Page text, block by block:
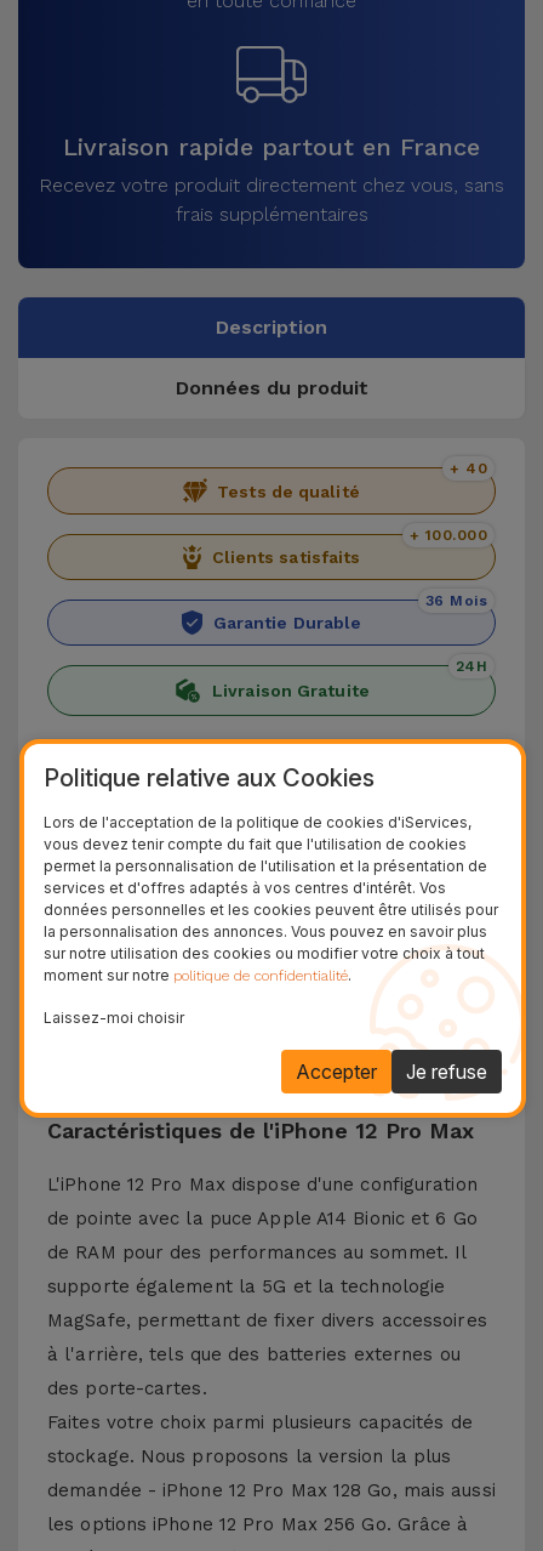
Livraison rapide partout en France
Recevez votre produit directement chez vous, sans
frais supplémentaires
Description
Données du produit
Tests de qualité
+ 40
Clients satisfaits
+ 100.000
Garantie Durable
36 Mois
Livraison Gratuite
24H
Découvrez l'iPhone 12 Pro Max
par son triple capteur de 12 Mpx offrant un
traitement d'image rapide et de qualité, idéal
pour les photos de nuit. La caméra frontale de
12 Mpx assure, quant à elle, les meilleurs selfies
et appels vidéo.
Le scanner LiDAR permet la numérisation
d'objets grâce à la technologie laser combinée à
la projection en Réalité Augmentée.
Caractéristiques de l'iPhone 12 Pro Max
L'iPhone 12 Pro Max dispose d'une configuration
de pointe avec la puce Apple A14 Bionic et 6 Go
de RAM pour des performances au sommet. Il
supporte également la 5G et la technologie
MagSafe, permettant de fixer divers accessoires
à l'arrière, tels que des batteries externes ou
des porte-cartes.
Faites votre choix parmi plusieurs capacités de
stockage. Nous proposons la version la plus
demandée - iPhone 12 Pro Max 128 Go, mais aussi
les options iPhone 12 Pro Max 256 Go. Grâce à
Politique relative aux Cookies
Lors de l'acceptation de la politique de cookies d'iServices,
vous devez tenir compte du fait que l'utilisation de cookies
permet la personnalisation de l'utilisation et la présentation de
services et d'offres adaptés à vos centres d'intérêt. Vos
données personnelles et les cookies peuvent être utilisés pour
la personnalisation des annonces. Vous pouvez en savoir plus
sur notre utilisation des cookies ou modifier votre choix à tout
moment sur notre politique de confidentialité.
Laissez-moi choisir
Je refuse
Accepter